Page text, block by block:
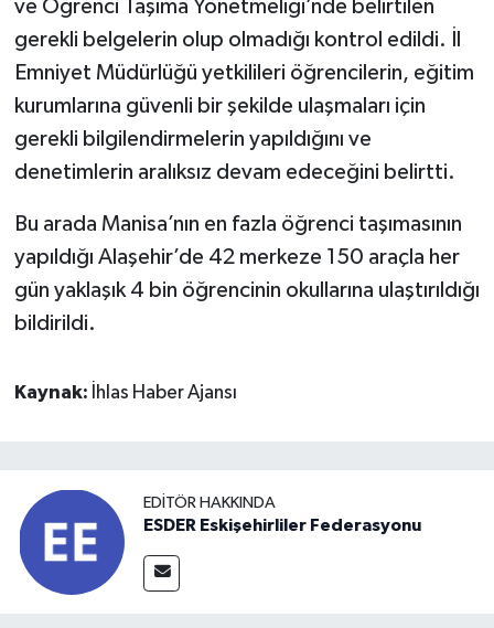
ve Öğrenci Taşıma Yönetmeliği’nde belirtilen
gerekli belgelerin olup olmadığı kontrol edildi. İl
Emniyet Müdürlüğü yetkilileri öğrencilerin, eğitim
kurumlarına güvenli bir şekilde ulaşmaları için
gerekli bilgilendirmelerin yapıldığını ve
denetimlerin aralıksız devam edeceğini belirtti.
Bu arada Manisa’nın en fazla öğrenci taşımasının
yapıldığı Alaşehir’de 42 merkeze 150 araçla her
gün yaklaşık 4 bin öğrencinin okullarına ulaştırıldığı
bildirildi.
Kaynak: İhlas Haber Ajansı
EDITÖR HAKKINDA
ESDER Eskişehirliler Federasyonu